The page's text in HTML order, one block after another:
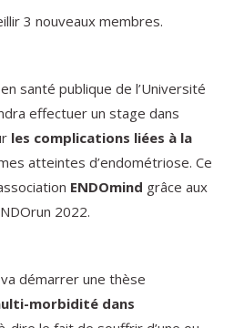
3 nouveaux membres.
santé publique de l’Université
effectuer un stage dans
les complications liées à la
atteintes d’endométriose. Ce
ENDOmind grâce aux
2022.
va démarrer une thèse
morbidité dans